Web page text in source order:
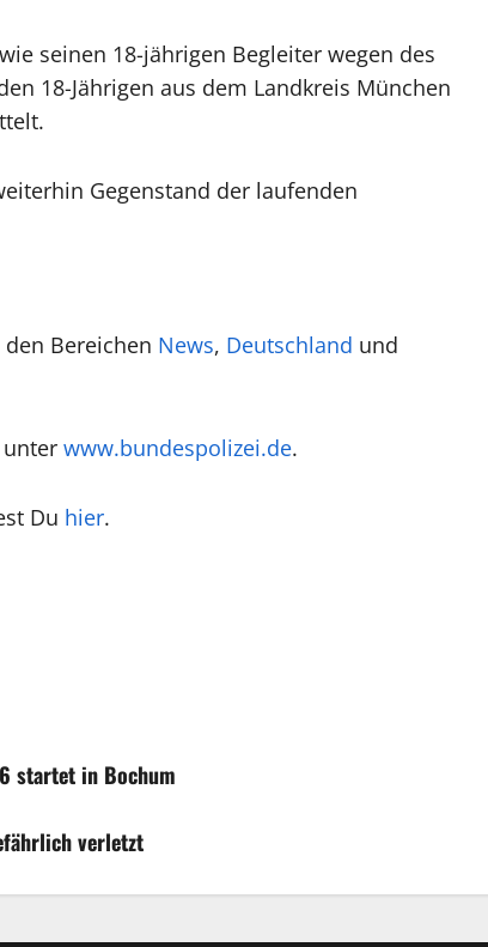
seinen 18-jährigen Begleiter wegen des
18-Jährigen aus dem Landkreis München
Gegenstand der laufenden
Bereichen News, Deutschland und
www.bundespolizei.de.
Du hier.
startet in Bochum
verletzt